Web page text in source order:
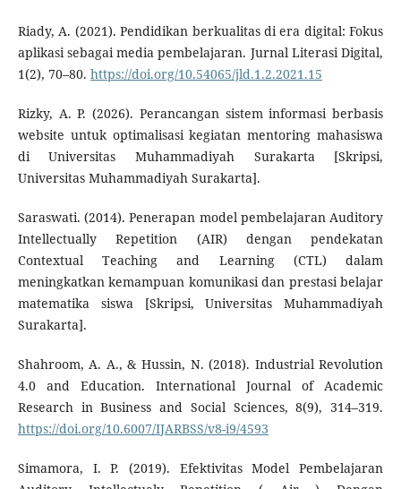
Riady, A. (2021). Pendidikan berkualitas di era digital: Fokus
aplikasi sebagai media pembelajaran. Jurnal Literasi Digital,
1(2), 70–80. https://doi.org/10.54065/jld.1.2.2021.15
Rizky, A. P. (2026). Perancangan sistem informasi berbasis
website untuk optimalisasi kegiatan mentoring mahasiswa
di Universitas Muhammadiyah Surakarta [Skripsi,
Universitas Muhammadiyah Surakarta].
Saraswati. (2014). Penerapan model pembelajaran Auditory
Intellectually Repetition (AIR) dengan pendekatan
Contextual Teaching and Learning (CTL) dalam
meningkatkan kemampuan komunikasi dan prestasi belajar
matematika siswa [Skripsi, Universitas Muhammadiyah
Surakarta].
Shahroom, A. A., & Hussin, N. (2018). Industrial Revolution
4.0 and Education. International Journal of Academic
Research in Business and Social Sciences, 8(9), 314–319.
https://doi.org/10.6007/IJARBSS/v8-i9/4593
Simamora, I. P. (2019). Efektivitas Model Pembelajaran